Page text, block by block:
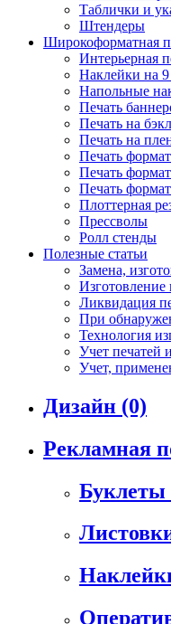
Таблички и
Штендеры
Широкоформатная
Интерьерная
Наклейки на
Напольные
Печать
Печать на
Печать на
Печать
Печать
Печать
Плоттерная
Прессволы
Ролл стенды
Полезные статьи
Замена,
Ликвидация
При
Технология
Учет печатей
Учет,
Дизайн (0)
Рекламная
Буклеты